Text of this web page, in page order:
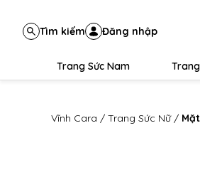
Tìm kiếm Đăng nhập
Trang Sức Nam
Vĩnh Cara / Trang Sức Nữ /